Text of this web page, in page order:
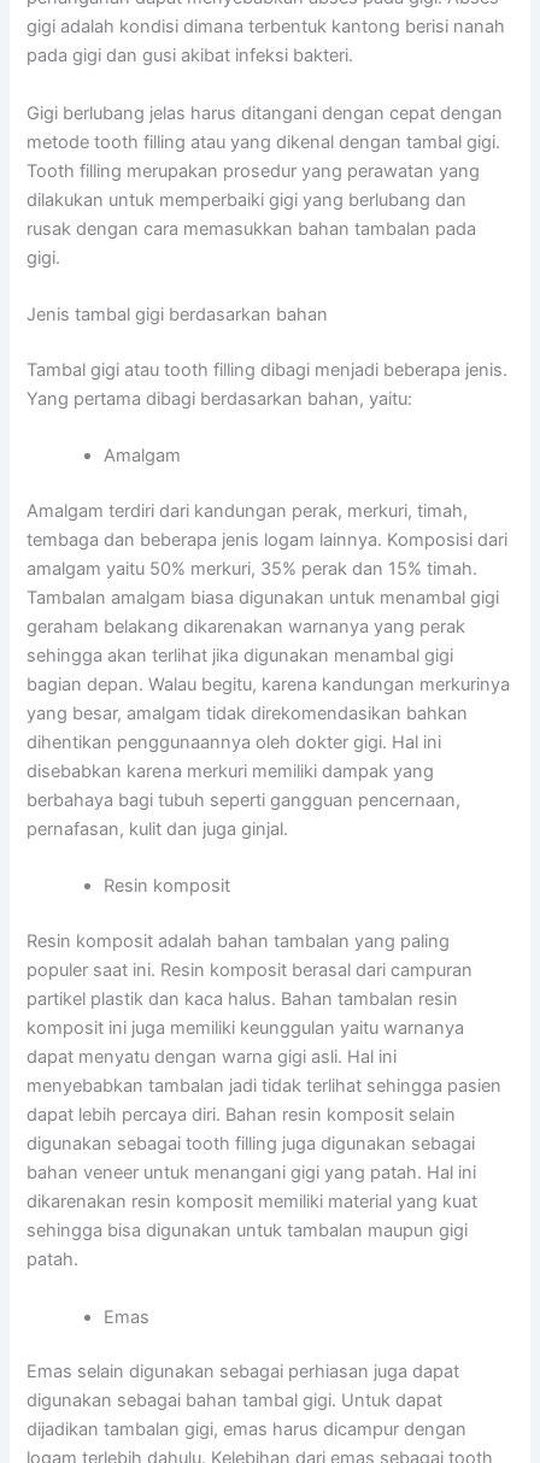
gigi adalah kondisi dimana terbentuk kantong berisi nanah
pada gigi dan gusi akibat infeksi bakteri.
Gigi berlubang jelas harus ditangani dengan cepat dengan
metode tooth filling atau yang dikenal dengan tambal gigi.
Tooth filling merupakan prosedur yang perawatan yang
dilakukan untuk memperbaiki gigi yang berlubang dan
rusak dengan cara memasukkan bahan tambalan pada
gigi.
Jenis tambal gigi berdasarkan bahan
Tambal gigi atau tooth filling dibagi menjadi beberapa jenis.
Yang pertama dibagi berdasarkan bahan, yaitu:
Amalgam
Amalgam terdiri dari kandungan perak, merkuri, timah,
tembaga dan beberapa jenis logam lainnya. Komposisi dari
amalgam yaitu 50% merkuri, 35% perak dan 15% timah.
Tambalan amalgam biasa digunakan untuk menambal gigi
geraham belakang dikarenakan warnanya yang perak
sehingga akan terlihat jika digunakan menambal gigi
bagian depan. Walau begitu, karena kandungan merkurinya
yang besar, amalgam tidak direkomendasikan bahkan
dihentikan penggunaannya oleh dokter gigi. Hal ini
disebabkan karena merkuri memiliki dampak yang
berbahaya bagi tubuh seperti gangguan pencernaan,
pernafasan, kulit dan juga ginjal.
Resin komposit
Resin komposit adalah bahan tambalan yang paling
populer saat ini. Resin komposit berasal dari campuran
partikel plastik dan kaca halus. Bahan tambalan resin
komposit ini juga memiliki keunggulan yaitu warnanya
dapat menyatu dengan warna gigi asli. Hal ini
menyebabkan tambalan jadi tidak terlihat sehingga pasien
dapat lebih percaya diri. Bahan resin komposit selain
digunakan sebagai tooth filling juga digunakan sebagai
bahan veneer untuk menangani gigi yang patah. Hal ini
dikarenakan resin komposit memiliki material yang kuat
sehingga bisa digunakan untuk tambalan maupun gigi
patah.
Emas
Emas selain digunakan sebagai perhiasan juga dapat
digunakan sebagai bahan tambal gigi. Untuk dapat
dijadikan tambalan gigi, emas harus dicampur dengan
logam terlebih dahulu. Kelebihan dari emas sebagai tooth